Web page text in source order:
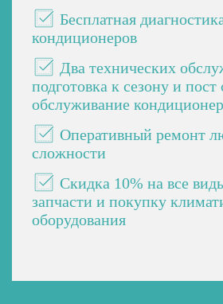
Бесплатная
кондиционеров
Два технических
подготовка к сезону и пост
обслуживание
Оперативный ремонт
сложности
Скидка 10% на все
запчасти и покупку
оборудования